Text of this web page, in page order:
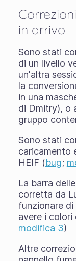
in arrivo
Sono stati
di un livello
un'altra
la
in una
di Dmitry), o
gruppo
Sono stati
caricamento
HEIF (bug;
La barra
corretta da
funzionare
avere i colori
modifica 3)
Altre